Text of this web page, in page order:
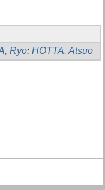
Ryo; HOTTA, Atsuo